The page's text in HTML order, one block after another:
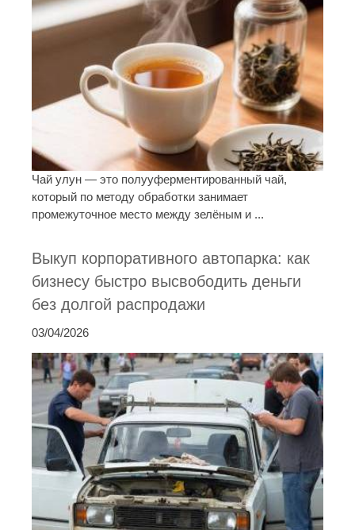
Чай улун — это полууферментированный чай,
который по методу обработки занимает
промежуточное место между зелёным и ...
Выкуп корпоративного автопарка: как
бизнесу быстро высвободить деньги
без долгой распродажи
03/04/2026